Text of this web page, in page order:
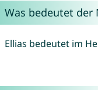
Was bedeutet der
Ellias bedeutet im